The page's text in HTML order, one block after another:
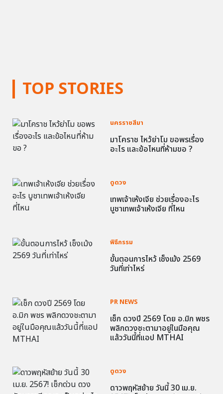
TOP STORIES
นครราชสีมา
มาโคราช ไหว้ย่าโม ขอพรเรื่อง
อะไร และข้อไหนที่ห้ามขอ ?
ดูดวง
เทพเจ้าเห้งเจีย ช่วยเรื่องอะไร
บูชาเทพเจ้าเห้งเจีย ที่ไหน
พิธีกรรม
ขั้นตอนการไหว้ เช็งเม้ง 2569
วันที่เท่าไหร่
PR NEWS
เช็ก ดวงปี 2569 โดย อ.มิก พชร
พลิกดวงชะตามาอยู่ในมือคุณ
แล้ววันนี้ที่แอป MTHAI
ดูดวง
ดาวพฤหัสย้าย วันนี้ 30 เม.ย.